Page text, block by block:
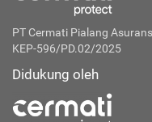
PT Cermati Pialang
KEP-596/PD.02/2025
Didukung oleh